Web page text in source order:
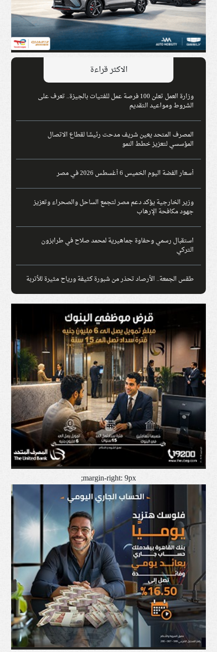
الاكثر قراءة
وزارة العمل تعلن 100 فرصة عمل للفتيات بالجيزة.. تعرف على
الشروط ومواعيد التقديم
المصرف المتحد يعين شريف مدحت رئيسًا لقطاع الاتصال
المؤسسي لتعزيز خطط النمو
أسعار الفضة اليوم الخميس 6 أغسطس 2026 في مصر
وزير الخارجية يؤكد دعم مصر لتجمع الساحل والصحراء وتعزيز
جهود مكافحة الإرهاب
استقبال رسمي وحفاوة جماهيرية لمحمد صلاح في طرابزون
التركي
طقس الجمعة.. الأرصاد تحذر من شبورة كثيفة ورياح مثيرة للأتربة
margin-right: 9px;